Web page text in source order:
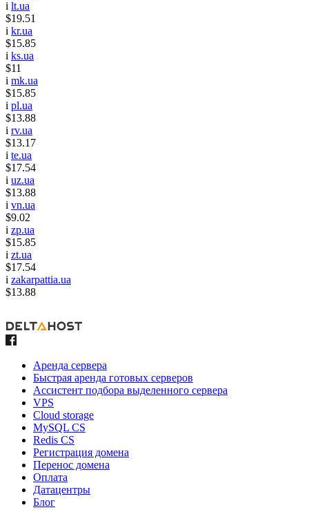
i lt.ua
$19.51
i kr.ua
$15.85
i ks.ua
$11
i mk.ua
$15.85
i pl.ua
$13.88
i rv.ua
$13.17
i te.ua
$17.54
i uz.ua
$13.88
i vn.ua
$9.02
i zp.ua
$15.85
i zt.ua
$17.54
i zakarpattia.ua
$13.88
Аренда сервера
Быстрая аренда готовых серверов
Ассистент подбора выделенного сервера
VPS
Cloud storage
MySQL CS
Redis CS
Регистрация домена
Перенос домена
Оплата
Датацентры
Блог